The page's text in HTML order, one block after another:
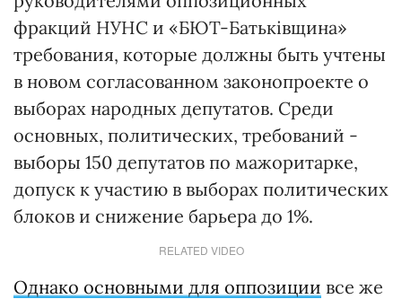
фракций НУНС и «БЮТ-Батьківщина»
требования, которые должны быть учтены
в новом согласованном законопроекте о
выборах народных депутатов. Среди
основных, политических, требований -
выборы 150 депутатов по мажоритарке,
допуск к участию в выборах политических
блоков и снижение барьера до 1%.
RELATED VIDEO
Однако основными для оппозиции все же